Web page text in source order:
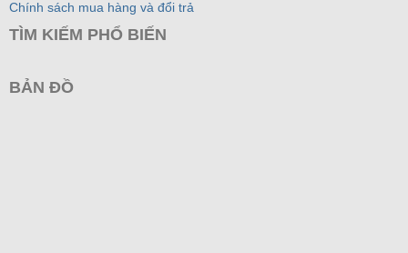
Chính sách mua hàng và đổi trả
TÌM KIẾM PHỔ BIẾN
BẢN ĐỒ